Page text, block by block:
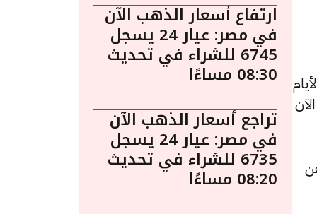
6 جنيهات عن
ارتفاع أسعار الذهب الآن
في مصر: عيار 24 يسجل
6745 للشراء في تحديث
08:30 مساءًا
تراجع أسعار الذهب الآن
في مصر: عيار 24 يسجل
6735 للشراء في تحديث
08:20 مساءًا